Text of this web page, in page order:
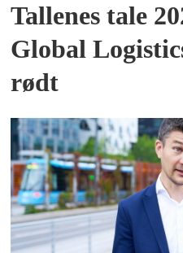
Tallenes tale
Global
rødt